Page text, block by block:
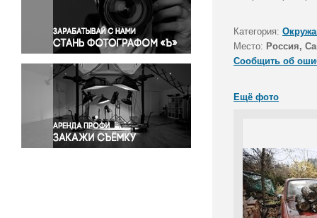
Правосудие
Происшествия и конфликты
Религия
Светская жизнь
Спорт
Экология
Экономика и бизнес
Категория:
Место: Россия,
Сообщить об
Ещё фото